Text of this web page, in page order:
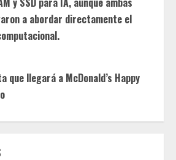
a abordar directamente el
que llegará a McDonald’s Happy